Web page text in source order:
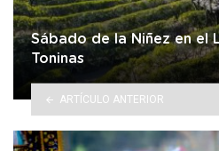
Sábado de la Niñez en el
Toninas
ARTÍCULO ANTERIOR